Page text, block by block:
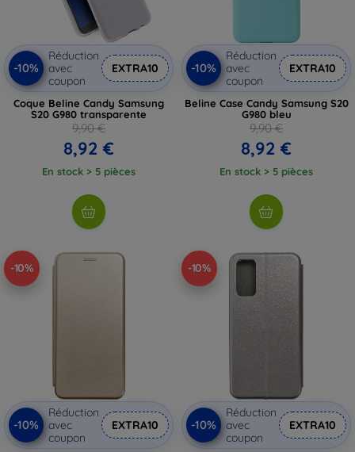
-10%
Réduction
avec
coupon
EXTRA10
Coque Beline Candy Samsung
S20 G980 transparente
9,90 €
8,92 €
En stock > 5 pièces
-10%
Réduction
avec
coupon
EXTRA10
Beline Case Candy Samsung S20
G980 bleu
9,90 €
8,92 €
En stock > 5 pièces
-10%
-10%
Réduction
avec
coupon
EXTRA10
-10%
-10%
Réduction
avec
coupon
EXTRA10